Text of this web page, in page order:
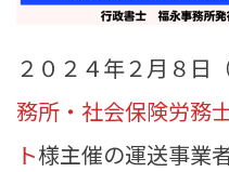
２０２４年２月８日
務所・社会保険労務
ト様主催の運送事業